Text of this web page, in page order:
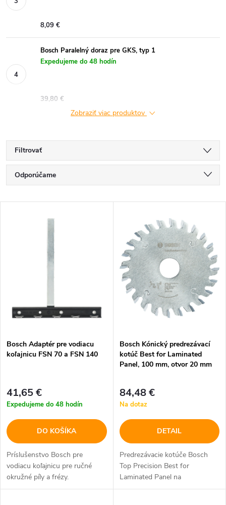
8,09 €
Bosch Paralelný doraz pre GKS, typ 1
Expedujeme do 48 hodín
39,80 €
Zobraziť viac produktov
Filtrovať
R
a
p
o
d
u
k
Odporúčame
s
p
r
o
d
u
k
t
Bosch Adaptér pre vodiacu
koľajnicu FSN 70 a FSN 140
41,65 €
Expedujeme do 48 hodín
DO KOŠÍKA
Príslušenstvo Bosch pre
vodiacu koľajnicu pre ručné
okružné píly a frézy.
Bosch Kónický predrezávací
kotúč Best for Laminated
Panel, 100 mm, otvor 20 mm
84,48 €
Na dotaz
DETAIL
Predrezávacie kotúče Bosch
Top Precision Best for
Laminated Panel na
prirezávanie doskových